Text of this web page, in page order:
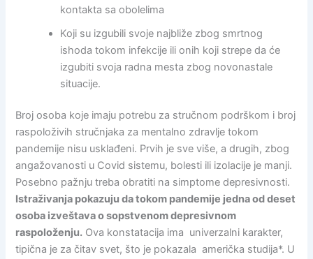
kontakta sa obolelima
Koji su izgubili svoje najbliže zbog smrtnog
ishoda tokom infekcije ili onih koji strepe da će
izgubiti svoja radna mesta zbog novonastale
situacije.
Broj osoba koje imaju potrebu za stručnom podrškom i broj
raspoloživih stručnjaka za mentalno zdravlje tokom
pandemije nisu usklađeni. Prvih je sve više, a drugih, zbog
angažovanosti u Covid sistemu, bolesti ili izolacije je manji.
Posebno pažnju treba obratiti na simptome depresivnosti.
Istraživanja pokazuju da tokom pandemije jedna od deset
osoba izveštava o sopstvenom depresivnom
raspoloženju. Ova konstatacija ima univerzalni karakter,
tipična je za čitav svet, što je pokazala američka studija*. U